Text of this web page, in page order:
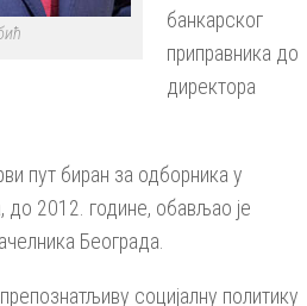
банкарског
приправника до
директора
пут биран за одборника у
до 2012. године, обављао је
Београда.
социјалну политику